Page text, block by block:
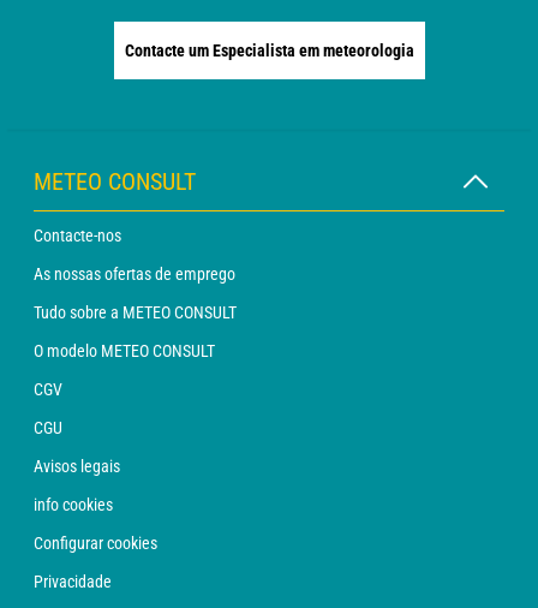
Contacte um Especialista em meteorologia
METEO CONSULT
Contacte-nos
As nossas ofertas de emprego
Tudo sobre a METEO CONSULT
O modelo METEO CONSULT
CGV
CGU
Avisos legais
info cookies
Configurar cookies
Privacidade